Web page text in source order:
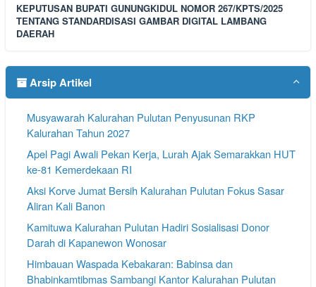
KEPUTUSAN BUPATI GUNUNGKIDUL NOMOR 267/KPTS/2025
TENTANG STANDARDISASI GAMBAR DIGITAL LAMBANG
DAERAH
Arsip Artikel
Musyawarah Kalurahan Pulutan Penyusunan RKP
Kalurahan Tahun 2027
Apel Pagi Awali Pekan Kerja, Lurah Ajak Semarakkan HUT
ke-81 Kemerdekaan RI
Aksi Korve Jumat Bersih Kalurahan Pulutan Fokus Sasar
Aliran Kali Banon
Kamituwa Kalurahan Pulutan Hadiri Sosialisasi Donor
Darah di Kapanewon Wonosar
Himbauan Waspada Kebakaran: Babinsa dan
Bhabinkamtibmas Sambangi Kantor Kalurahan Pulutan